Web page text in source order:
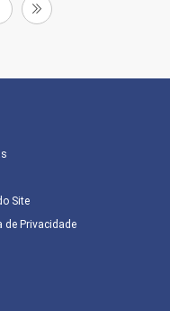
Site
de Privacidade